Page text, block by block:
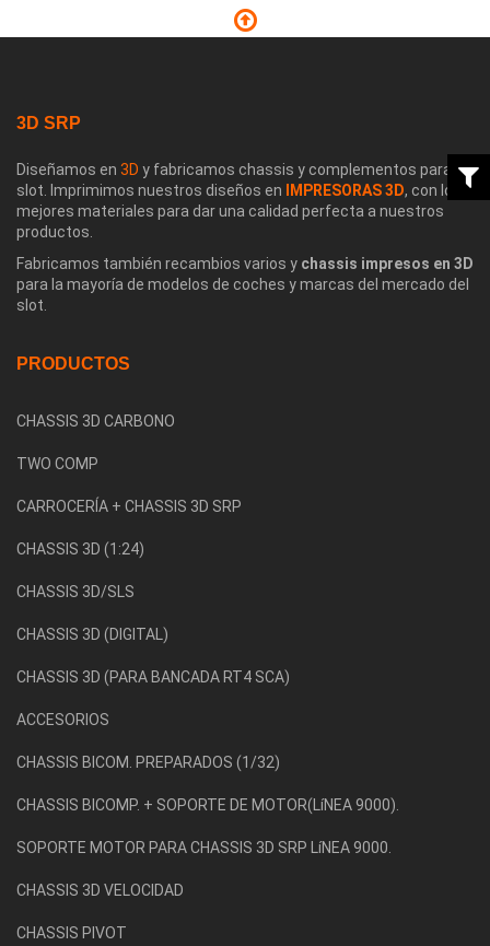
3D SRP
Diseñamos en 3D y fabricamos chassis y complementos para el
slot. Imprimimos nuestros diseños en
IMPRESORAS 3D, con los
mejores materiales para dar una calidad perfecta a nuestros
productos.
Fabricamos también recambios varios y chassis impresos en 3D
para la mayoría de modelos de coches y marcas del mercado del
slot.
PRODUCTOS
CHASSIS 3D CARBONO
TWO COMP
CARROCERÍA + CHASSIS 3D SRP
CHASSIS 3D (1:24)
CHASSIS 3D/SLS
CHASSIS 3D (DIGITAL)
CHASSIS 3D (PARA BANCADA RT4 SCA)
ACCESORIOS
CHASSIS BICOM. PREPARADOS (1/32)
CHASSIS BICOMP. + SOPORTE DE MOTOR(LíNEA 9000).
SOPORTE MOTOR PARA CHASSIS 3D SRP LíNEA 9000.
CHASSIS 3D VELOCIDAD
CHASSIS PIVOT